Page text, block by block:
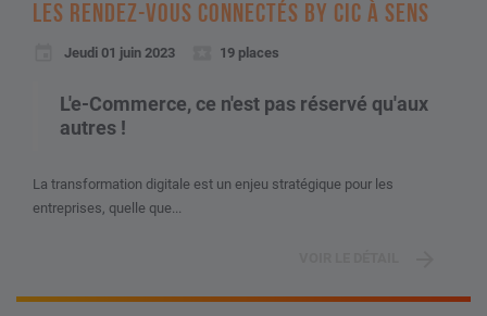
LES RENDEZ-VOUS CONNECTÉS BY CIC À SENS
Jeudi 01 juin 2023 19 places
L'e-Commerce, ce n'est pas réservé qu'aux
autres !
La transformation digitale est un enjeu stratégique pour les
entreprises, quelle que...